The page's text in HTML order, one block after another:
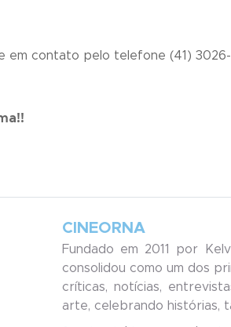
em contato pelo telefone (41) 3026-
CINEORNA
Fundado em 2011 por
consolidou como um dos
críticas, notícias,
arte, celebrando histórias,